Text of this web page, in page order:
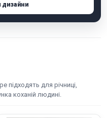
дизайни
підходять для річниці,
коханій людині.